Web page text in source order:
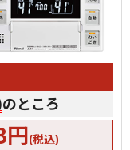
のところ
円(税込)